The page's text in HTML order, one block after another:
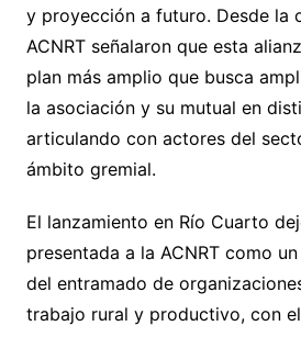
y proyección a futuro. Desde la
ACNRT señalaron que esta
plan más amplio que busca
la asociación y su mutual en
articulando con actores del
ámbito gremial.
El lanzamiento en Río Cuarto
presentada a la ACNRT como
del entramado de
trabajo rural y productivo, con